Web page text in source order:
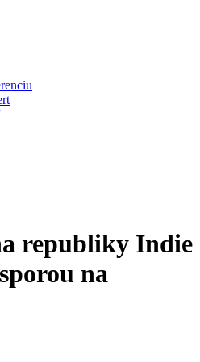
republiky Indie
na